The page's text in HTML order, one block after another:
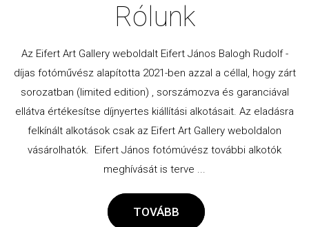
Rólunk
Az Eifert Art Gallery weboldalt Eifert János Balogh Rudolf -
díjas fotóművész alapította 2021-ben azzal a céllal, hogy zárt
sorozatban (limited edition) , sorszámozva és garanciával
ellátva értékesítse díjnyertes kiállítási alkotásait. Az eladásra
felkínált alkotások csak az Eifert Art Gallery weboldalon
vásárolhatók. Eifert János fotómúvész további alkotók
meghívását is terve ...
TOVÁBB